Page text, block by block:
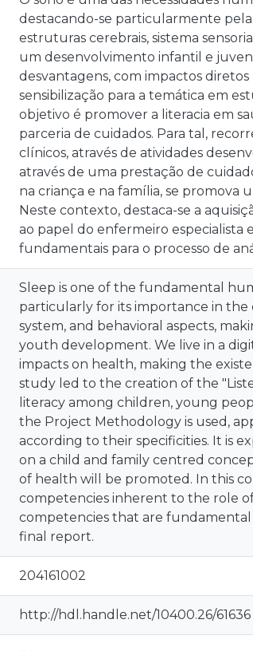
destacando-se particularmente
estruturas cerebrais, sistema
um desenvolvimento infantil e
desvantagens, com impactos
sensibilização para a temática em
objetivo é promover a literacia em
parceria de cuidados. Para tal,
clínicos, através de atividades
através de uma prestação de
na criança e na família, se promova
Neste contexto, destaca-se a
ao papel do enfermeiro especialista
fundamentais para o processo de
Sleep is one of the fundamental
particularly for its importance in the
system, and behavioral aspects,
youth development. We live in a
impacts on health, making the
study led to the creation of the
literacy among children, young
the Project Methodology is used,
according to their specificities. It is
on a child and family centred
of health will be promoted. In this
competencies inherent to the role
competencies that are
final report.
204161002
http://hdl.handle.net/10400.26/61636